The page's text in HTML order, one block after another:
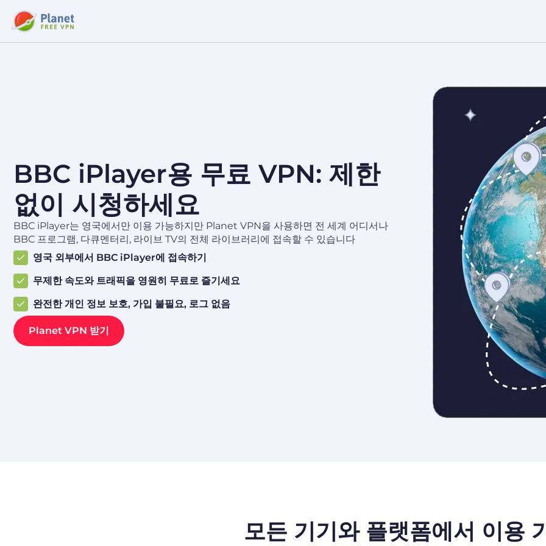
BBC iPlayer용 무료 VPN: 제한
없이 시청하세요
BBC iPlayer는 영국에서만 이용 가능하지만 Planet VPN을 사용하면 전 세계 어디서나
BBC 프로그램, 다큐멘터리, 라이브 TV의 전체 라이브러리에 접속할 수 있습니다
영국 외부에서 BBC iPlayer에 접속하기
무제한 속도와 트래픽을 영원히 무료로 즐기세요
완전한 개인 정보 보호, 가입 불필요, 로그 없음
Planet VPN 받기
모든 기기와 플랫폼에서 이용